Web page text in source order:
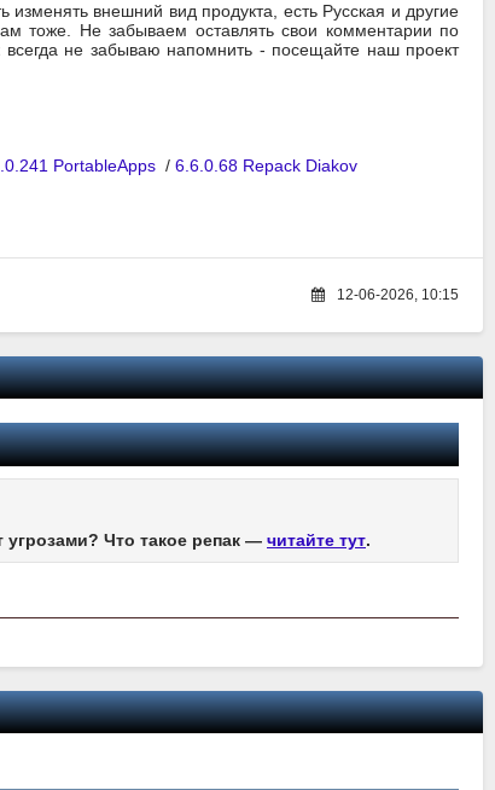
внешний вид продукта, есть Русская и другие
тоже. Не забываем оставлять свои комментарии по
не забываю напомнить - посещайте наш проект
PortableApps / 6.6.0.68 Repack Diakov
12-06-2026, 10:15
угрозами? Что такое репак — читайте тут.